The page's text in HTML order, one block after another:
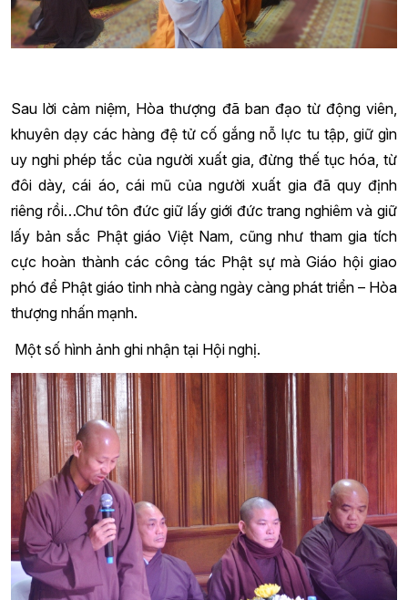
Sau lời cảm niệm, Hòa thượng đã ban đạo từ động viên,
khuyên dạy các hàng đệ tử cố gắng nỗ lực tu tập, giữ gìn
uy nghi phép tắc của người xuất gia, đừng thế tục hóa, từ
đôi dày, cái áo, cái mũ của người xuất gia đã quy định
riêng rồi…Chư tôn đức giữ lấy giới đức trang nghiêm và giữ
lấy bản sắc Phật giáo Việt Nam, cũng như tham gia tích
cực hoàn thành các công tác Phật sự mà Giáo hội giao
phó để Phật giáo tỉnh nhà càng ngày càng phát triển – Hòa
thượng nhấn mạnh.
Một số hình ảnh ghi nhận tại Hội nghị.